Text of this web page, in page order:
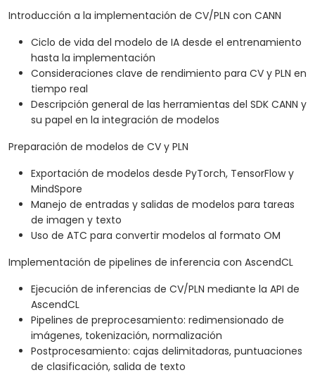
Introducción a la implementación de CV/PLN con CANN
Ciclo de vida del modelo de IA desde el entrenamiento
hasta la implementación
Consideraciones clave de rendimiento para CV y PLN en
tiempo real
Descripción general de las herramientas del SDK CANN y
su papel en la integración de modelos
Preparación de modelos de CV y PLN
Exportación de modelos desde PyTorch, TensorFlow y
MindSpore
Manejo de entradas y salidas de modelos para tareas
de imagen y texto
Uso de ATC para convertir modelos al formato OM
Implementación de pipelines de inferencia con AscendCL
Ejecución de inferencias de CV/PLN mediante la API de
AscendCL
Pipelines de preprocesamiento: redimensionado de
imágenes, tokenización, normalización
Postprocesamiento: cajas delimitadoras, puntuaciones
de clasificación, salida de texto